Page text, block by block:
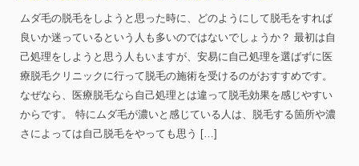
ムダ毛の脱毛をしようと思った時に、どのようにして脱毛をすれば
良いか迷っているという人も多いのではないでしょうか？ 最初は自
己処理をしようと思う人もいますが、安易に自己処理を選ばずに医
療脱毛クリニックに行って脱毛の施術を受けるのがおすすめです。
なぜなら、医療脱毛なら自己処理とは違って脱毛効果を感じやすい
からです。 特にムダ毛が濃いと感じている人は、脱毛する箇所や濃
さによっては自己脱毛をやっても思う […]